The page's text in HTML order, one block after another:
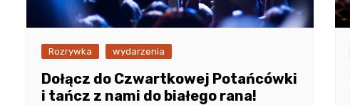
Rozrywka wydarzenia
Dołącz do Czwartkowej Potańcówki
i tańcz z nami do białego rana!